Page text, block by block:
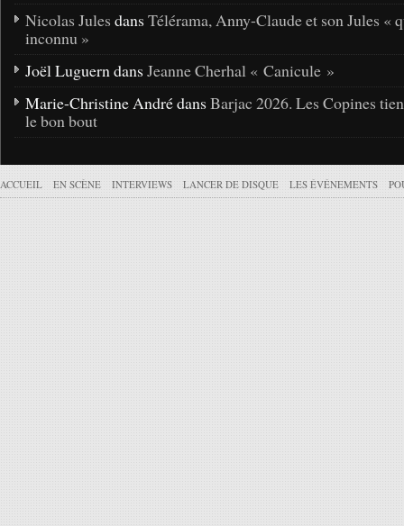
Nicolas Jules dans Télérama, Anny-Claude et son Jules «
inconnu »
Joël Luguern dans Jeanne Cherhal « Canicule »
Marie-Christine André dans Barjac 2026. Les Copines
le bon bout
ACCUEIL EN SCÈNE INTERVIEWS LANCER DE DISQUE LES ÉVÉNEMENTS